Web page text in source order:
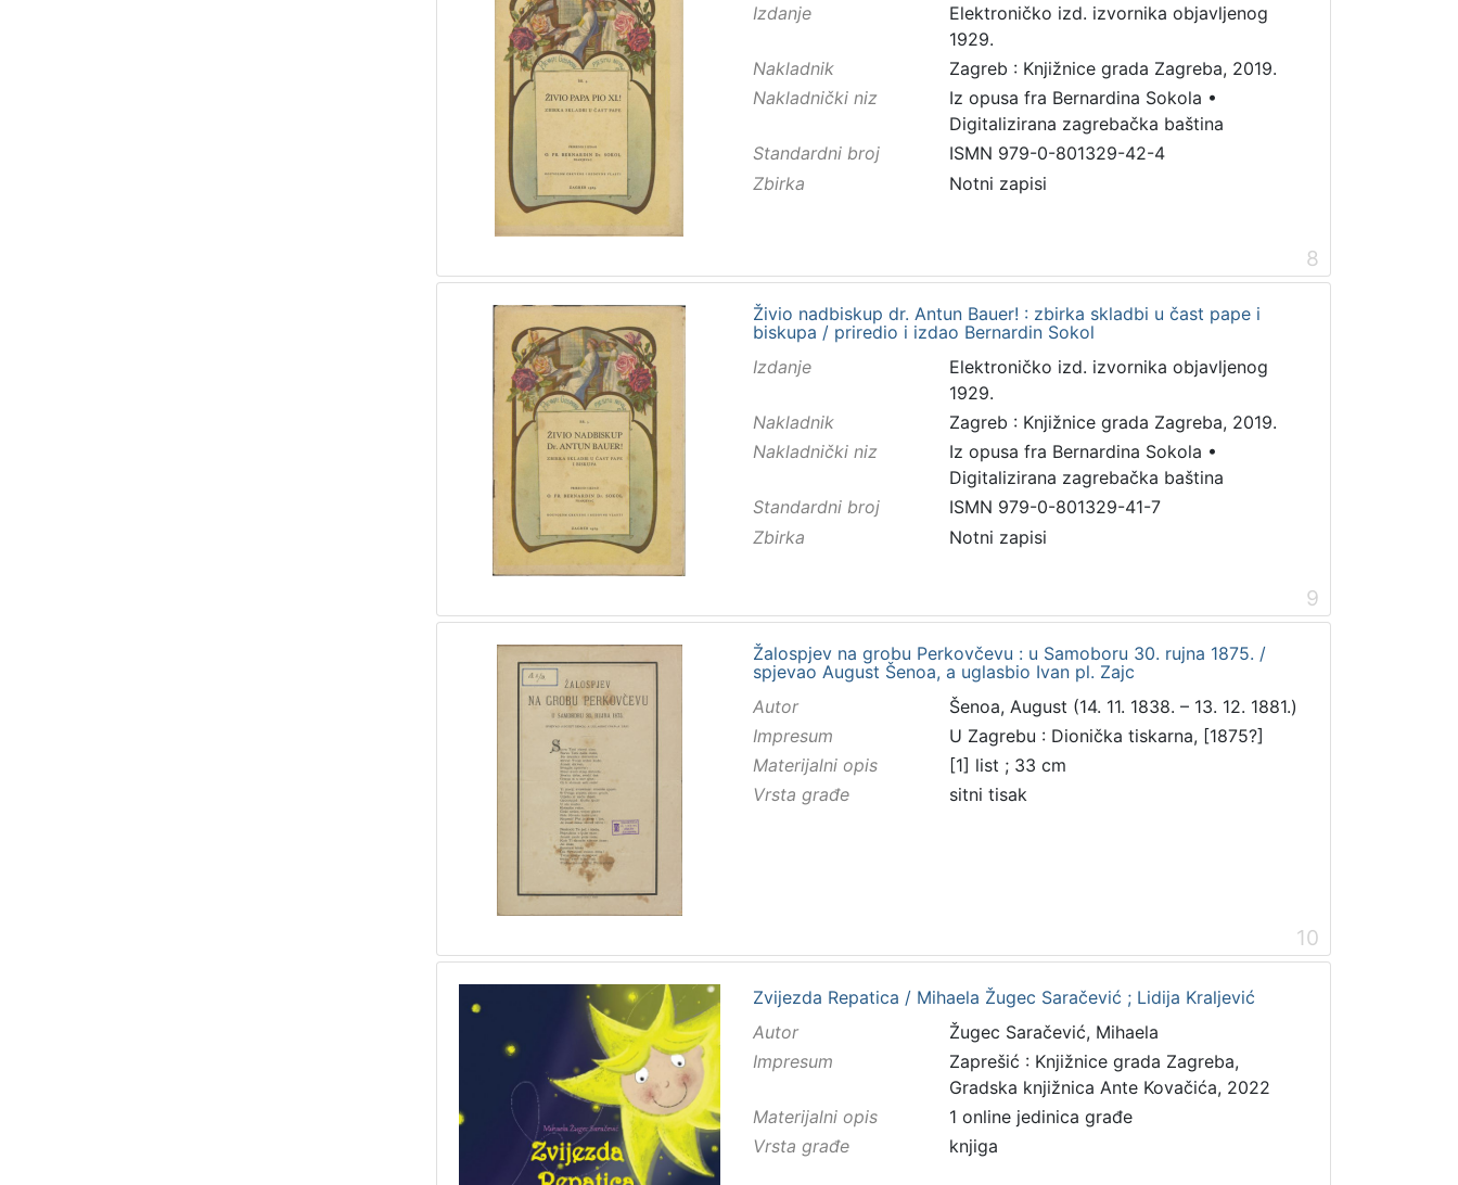
Izdanje
Elektroničko izd. izvornika objavljenog
1929.
Nakladnik
Zagreb : Knjižnice grada Zagreba, 2019.
Nakladnički niz
Iz opusa fra Bernardina Sokola •
Digitalizirana zagrebačka baština
Standardni broj
ISMN 979-0-801329-42-4
Zbirka
Notni zapisi
8
Živio nadbiskup dr. Antun Bauer! : zbirka skladbi u čast pape i
biskupa / priredio i izdao Bernardin Sokol
Izdanje
Elektroničko izd. izvornika objavljenog
1929.
Nakladnik
Zagreb : Knjižnice grada Zagreba, 2019.
Nakladnički niz
Iz opusa fra Bernardina Sokola •
Digitalizirana zagrebačka baština
Standardni broj
ISMN 979-0-801329-41-7
Zbirka
Notni zapisi
9
Žalospjev na grobu Perkovčevu : u Samoboru 30. rujna 1875. /
spjevao August Šenoa, a uglasbio Ivan pl. Zajc
Autor
Šenoa, August (14. 11. 1838. – 13. 12. 1881.)
Impresum
U Zagrebu : Dionička tiskarna, [1875?]
Materijalni opis
[1] list ; 33 cm
Vrsta građe
sitni tisak
10
Zvijezda Repatica / Mihaela Žugec Saračević ; Lidija Kraljević
Autor
Žugec Saračević, Mihaela
Impresum
Zaprešić : Knjižnice grada Zagreba,
Gradska knjižnica Ante Kovačića, 2022
Materijalni opis
1 online jedinica građe
Vrsta građe
knjiga